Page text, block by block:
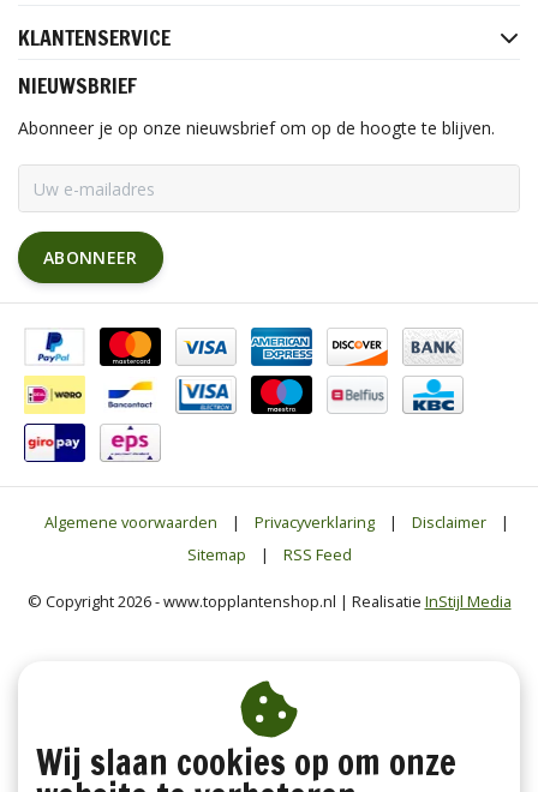
KLANTENSERVICE
NIEUWSBRIEF
Abonneer je op onze nieuwsbrief om op de hoogte te blijven.
ABONNEER
Algemene voorwaarden | Privacyverklaring | Disclaimer
|
Sitemap
| RSS Feed
© Copyright 2026 - www.topplantenshop.nl | Realisatie InStijl Media
Wij slaan cookies op om onze